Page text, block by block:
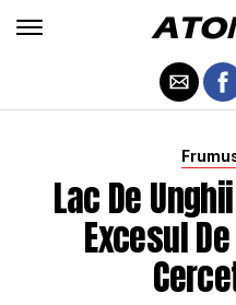
Lac De
Excesul